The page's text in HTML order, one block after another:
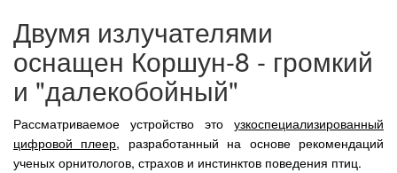
Двумя излучателями
оснащен Коршун-8 - громкий
и "далекобойный"
Рассматриваемое устройство это узкоспециализированный
цифровой плеер, разработанный на основе рекомендаций
ученых орнитологов, страхов и инстинктов поведения птиц.